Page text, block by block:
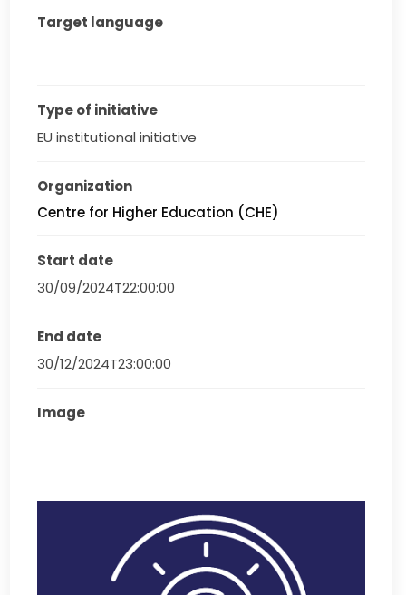
Target language
Type of initiative
EU institutional initiative
Organization
Centre for Higher Education (CHE)
Start date
30/09/2024T22:00:00
End date
30/12/2024T23:00:00
Image